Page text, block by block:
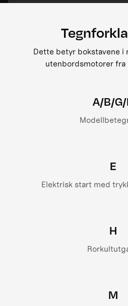
Dette betyr bokstavene i
utenbordsmotorer fra
A/B/
E
Elektrisk start med
H
M